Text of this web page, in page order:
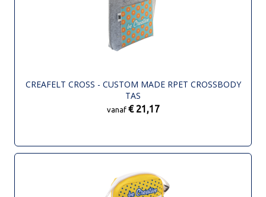
CREAFELT CROSS - CUSTOM MADE RPET CROSSBODY
TAS
vanaf € 21,17